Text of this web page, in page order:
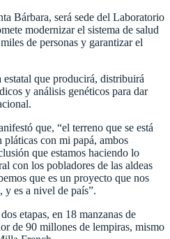
Bárbara, será sede del Laboratorio
modernizar el sistema de salud
de personas y garantizar el
que producirá, distribuirá
y análisis genéticos para dar
que, “el terreno que se está
pláticas con mi papá, ambos
que estamos haciendo lo
con los pobladores de las aldeas
que es un proyecto que nos
y es a nivel de país”.
etapas, en 18 manzanas de
de 90 millones de lempiras, mismo